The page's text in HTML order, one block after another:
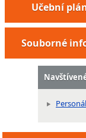
Učební
Souborné